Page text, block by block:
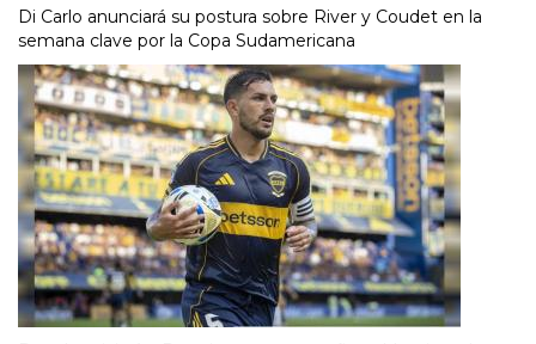
Di Carlo anunciará su postura sobre River y Coudet en la
semana clave por la Copa Sudamericana